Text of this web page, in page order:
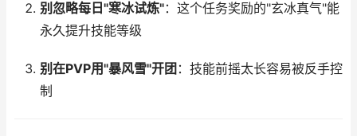
别忽略每日"寒冰试炼"：这个任务奖励的"玄冰真气"能
永久提升技能等级
别在PVP用"暴风雪"开团 ：技能前摇太长容易被反手控
制